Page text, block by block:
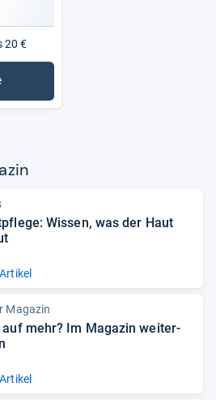
20 €
Wis­sen, was der Haut
Magazin
auf mehr? Im Maga­zin wei­ter­